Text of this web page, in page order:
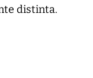
distinta.